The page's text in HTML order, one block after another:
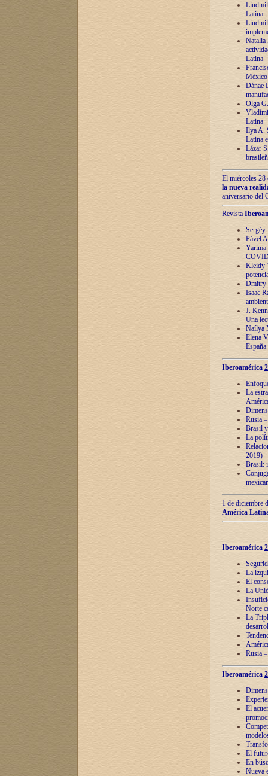
Latina
Natalia
Latina
México
Dánae
Olga
Latina
Ilya A.
Latina
Lázar
El miércoles 28
la nueva
aniversario del
Revista
Sergéy
Pável
Yarima
Kleidy
Dmitry
Isaac
J.
Una
Naílya
Elena
España
Iberoamérica
La
Rusia
Brasil
La
2019)
Brasil:
1 de diciembre
América
Iberoamérica
La
El
La
Norte
La
Rusia
Iberoamérica
El
El
En
Nueva